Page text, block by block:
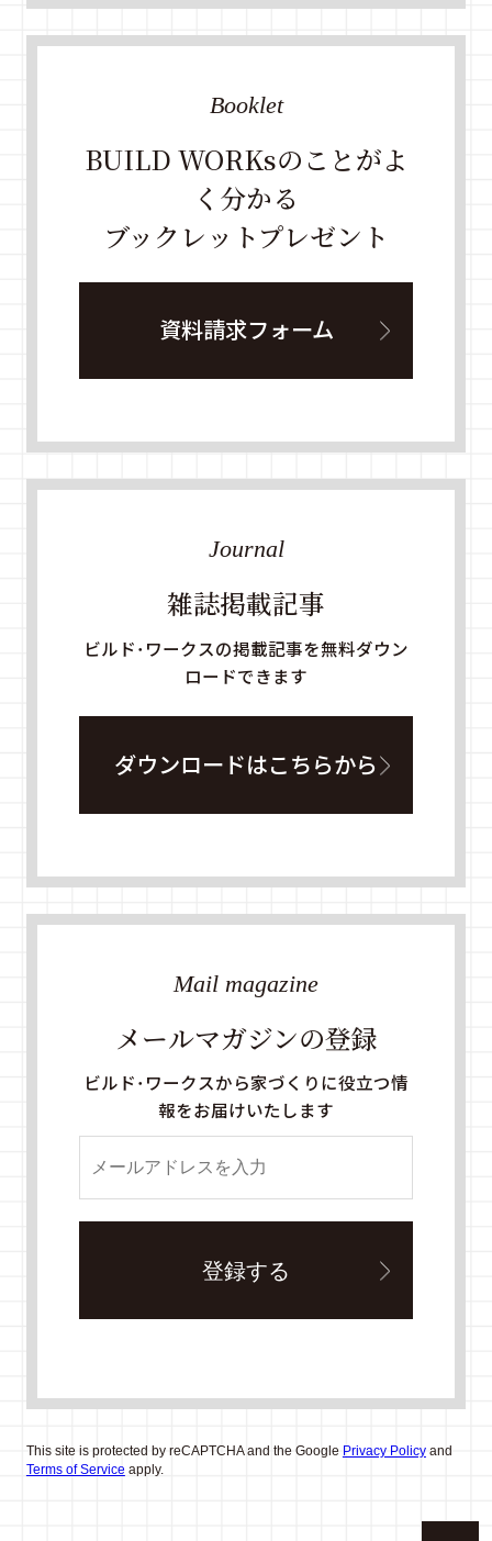
BUILD WORKsのことがよ
く分かる
ブックレットプレゼント
Booklet
資料請求フォーム
雑誌掲載記事
Journal
ビルド・ワークスの掲載記事を無料ダウン
ロードできます
ダウンロードはこちらから
メールマガジンの登録
Mail magazine
ビルド・ワークスから家づくりに役立つ情
報をお届けいたします
This site is protected by reCAPTCHA and the Google Privacy Policyand
Terms of Service apply.